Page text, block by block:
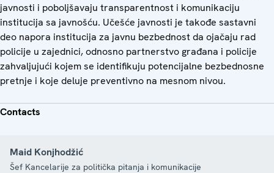
javnosti i poboljšavaju transparentnost i komunikaciju
institucija sa javnošću. Učešće javnosti je takođe sastavni
deo napora institucija za javnu bezbednost da ojačaju rad
policije u zajednici, odnosno partnerstvo građana i policije
zahvaljujući kojem se identifikuju potencijalne bezbednosne
pretnje i koje deluje preventivno na mesnom nivou.
Contacts
Maid Konjhodžić
Šef Kancelarije za politička pitanja i komunikacije